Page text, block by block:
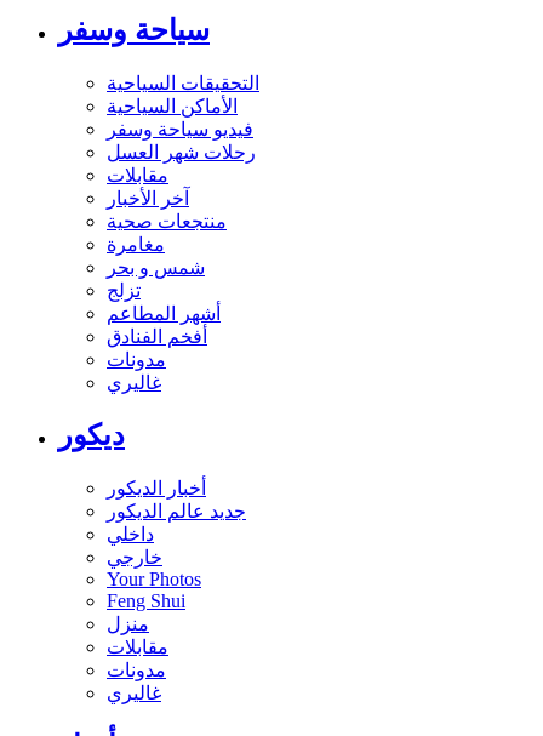
سياحة وسفر
التحقيقات السياحية
الأماكن السياحية
فيديو سياحة وسفر
رحلات شهر العسل
مقابلات
آخر الأخبار
منتجعات صحية
مغامرة
شمس و بحر
تزلج
أشهر المطاعم
أفخم الفنادق
مدونات
غاليري
ديكور
أخبار الديكور
جديد عالم الديكور
داخلي
خارجي
Your Photos
Feng Shui
منزل
مقابلات
مدونات
غاليري